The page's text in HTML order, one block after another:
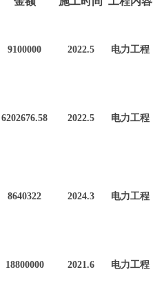
9100000 2022.5 电力工程
6202676.58 2022.5 电力工程
8640322 2024.3 电力工程
18800000 2021.6 电力工程